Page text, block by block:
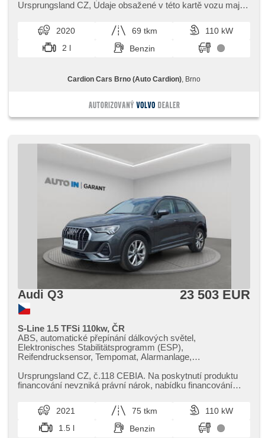
Spot Anzeige, asistent jízdy v jízdním pruhu, Servolenkung,
denní svícení, Alufelgen, Bordcomputer, dotykové ovládání
palubního počítače, digitální přístrojový štít, volba jízdního
režimu, elektronická ruční brzda, parkovací senzory přední,
parkovací senzory zadní, Parkassistent, bezklíčové
Multifunktionslenkrad, hands free, Android Auto, Apple
Seitenscheiben, El. Vorderscheiben, El. Klappspiegel, El.
Spiegel, starten per Taste, Wegfahrsperre,
Zentralverriegelung mit Funkfernbedienung,
Reifendrucksensor, Vorderlichter LED, Heck LED Leuchte,
Nebelscheinwerfer, Start-Stop System, USB, Autoradio,
digitální příjem rádia (DAB), Außenthermometer, beheizte
Spiegel, Teilbare Rücksitzbank, Innenthermometer,
Heckscheibenwischer, Getönte Scheiben,
Längssitzvorschub, Ausziehbare Kopflehnen
Ursprungsland CZ,​ Údaje obsažené v této kartě vozu mají
stavu vozidla. P...
2020 69 tkm
110 kW
2 l
Benzin
Cardion Cars Brno (Auto Cardion) , Brno
Audi Q3 23 503 EUR
S-Line 1.5 TFSi 110kw, ČR
ABS, automatické přepínání dálkových světel,
Elektronisches Stabilitätsprogramm (ESP),
Reifendrucksensor, Tempomat, Alarmanlage,
Funkfernbedienung, Wegfahrsperre, Android Auto, Apple
CarPlay, Autoradio, Bluetooth, USB, asistent rozjezdu do
svícení, Nebelscheinwerfer, Beifahrerairbagdeaktivierung,
isofix, digitální přístrojový štít, Multifunktionslenkrad,
Lenkrad einstellbar, Bordcomputer, Getönte Scheiben,
beheizte Spiegel, Blind Spot Anzeige, parkovací senzory
Ursprungsland CZ,​ č.118 CEBIA. Na poskytnutí produktu
financování nevzniká právní nárok,​ nabídku financování
2021 75 tkm
110 kW
1.5 l
Benzin